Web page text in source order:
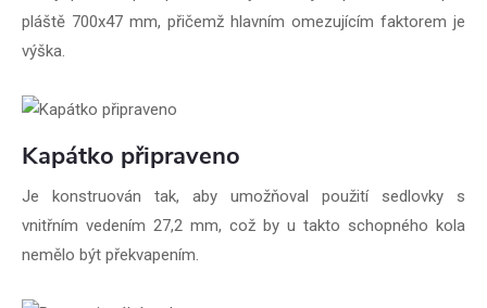
pláště 700x47 mm, přičemž hlavním omezujícím faktorem je
výška.
Kapátko připraveno
Je konstruován tak, aby umožňoval použití sedlovky s
vnitřním vedením 27,2 mm, což by u takto schopného kola
nemělo být překvapením.